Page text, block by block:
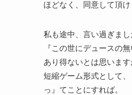
ほどなく、同意して頂け
私も途中、言い過ぎまし
『この世にデュースの
あり得ないとは思います
短縮ゲーム形式として
っ』てことにすれば。